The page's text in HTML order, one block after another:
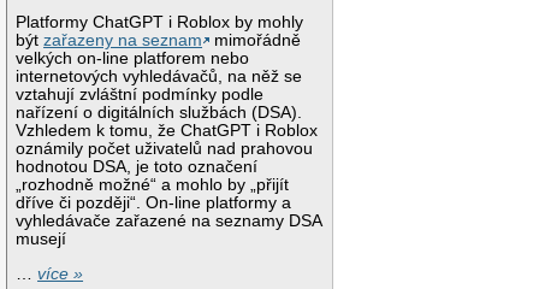
Platformy ChatGPT i Roblox by mohly
býtzařazeny na seznam
mimořádně
velkých on-line platforem nebo
internetových vyhledávačů, na něž se
vztahují zvláštní podmínky podle
nařízení o digitálních službách (DSA).
Vzhledem k tomu, že ChatGPT i Roblox
oznámily počet uživatelů nad prahovou
hodnotou DSA, je toto označení
„rozhodně možné“ a mohlo by „přijít
dříve či později“. On-line platformy a
vyhledávače zařazené na seznamy DSA
musejí
…více »